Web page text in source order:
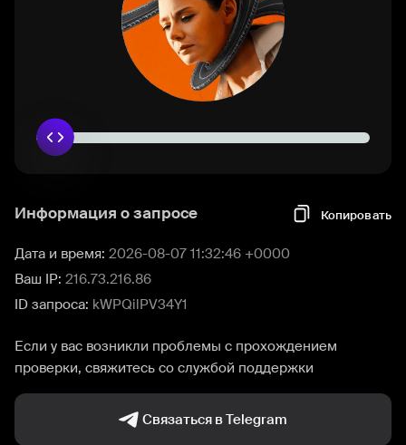
Информация о запросе Копировать
Дата и время: 2026-08-07 11:32:46 +0000
Ваш IP: 216.73.216.86
ID запроса: kWPQilPV34Y1
Если у вас возникли проблемы с прохождением
проверки, свяжитесь со службой поддержки
Связаться в Telegram